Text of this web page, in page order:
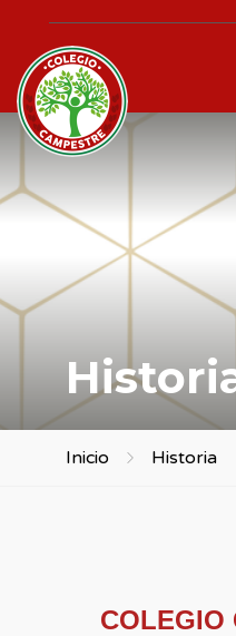
Inicio Historia
COLEGIO